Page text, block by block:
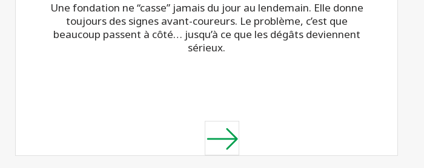
Une fondation ne “casse” jamais du jour au lendemain. Elle donne
toujours des signes avant-coureurs. Le problème, c’est que
beaucoup passent à côté… jusqu’à ce que les dégâts deviennent
sérieux.